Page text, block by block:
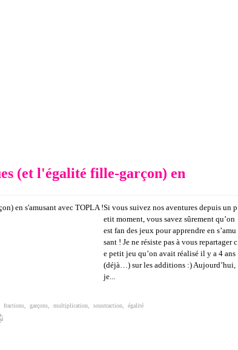
(et l'égalité fille-garçon) en
Si vous suivez nos aventures depuis un p
etit moment, vous savez sûrement qu’on
est fan des jeux pour apprendre en s’amu
sant ! Je ne résiste pas à vous repartager c
e petit jeu qu’on avait réalisé il y a 4 ans
(déjà…) sur les additions :) Aujourd’hui,
je...
fractions garçons multiplication soustraction égalité